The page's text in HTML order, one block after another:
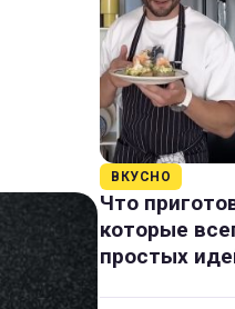
ВКУСНО
Что
которые
простых